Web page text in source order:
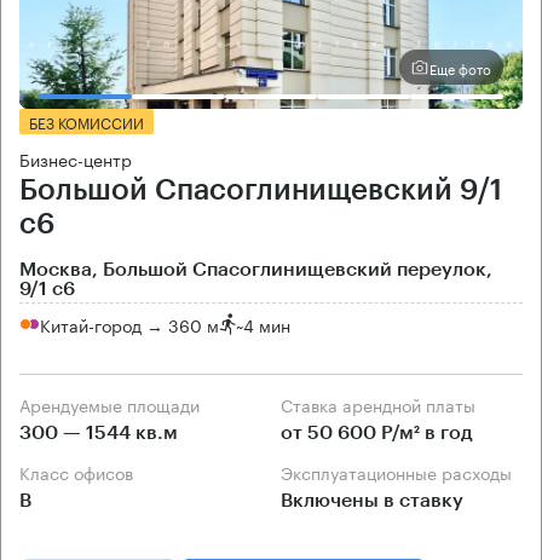
Еще фото
БЕЗ КОМИССИИ
Бизнес-центр
Большой Спасоглинищевский 9/1
с6
Москва, Большой Спасоглинищевский переулок,
9/1 с6
Китай-город → 360 м ~4 мин
Арендуемые площади
300 — 1544 кв.м
Ставка арендной платы
от 50 600 Р/м² в год
Класс офисов
B
Эксплуатационные расходы
Включены в ставку